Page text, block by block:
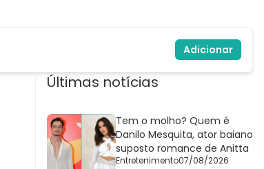
Adicionar
Últimas notícias
Tem o molho? Quem é
Danilo Mesquita, ator baiano
suposto romance de Anitta
Entretenimento07/08/2026